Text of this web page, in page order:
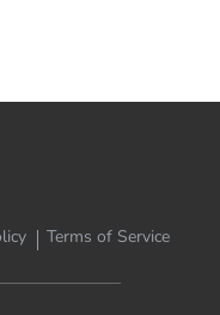
Terms of Service